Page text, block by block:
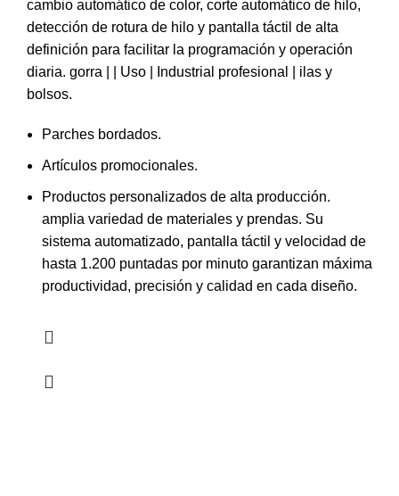
cambio automático de color, corte automático de hilo,
detección de rotura de hilo y pantalla táctil de alta
definición para facilitar la programación y operación
diaria. gorra | | Uso | Industrial profesional | ilas y
bolsos.
Parches bordados.
Artículos promocionales.
Productos personalizados de alta producción.
amplia variedad de materiales y prendas. Su
sistema automatizado, pantalla táctil y velocidad de
hasta 1.200 puntadas por minuto garantizan máxima
productividad, precisión y calidad en cada diseño.